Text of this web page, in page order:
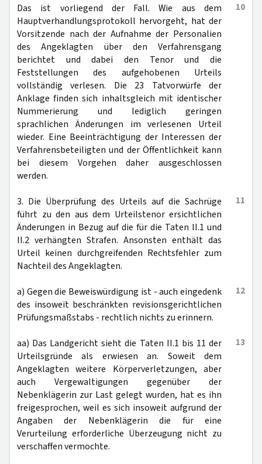
10
Das ist vorliegend der Fall. Wie aus dem
Hauptverhandlungsprotokoll hervorgeht, hat der
Vorsitzende nach der Aufnahme der Personalien
des Angeklagten über den Verfahrensgang
berichtet und dabei den Tenor und die
Feststellungen des aufgehobenen Urteils
vollständig verlesen. Die 23 Tatvorwürfe der
Anklage finden sich inhaltsgleich mit identischer
Nummerierung und lediglich geringen
sprachlichen Änderungen im verlesenen Urteil
wieder. Eine Beeinträchtigung der Interessen der
Verfahrensbeteiligten und der Öffentlichkeit kann
bei diesem Vorgehen daher ausgeschlossen
werden.
11
3. Die Überprüfung des Urteils auf die Sachrüge
führt zu den aus dem Urteilstenor ersichtlichen
Änderungen in Bezug auf die für die Taten II.1 und
II.2 verhängten Strafen. Ansonsten enthält das
Urteil keinen durchgreifenden Rechtsfehler zum
Nachteil des Angeklagten.
12
a) Gegen die Beweiswürdigung ist - auch eingedenk
des insoweit beschränkten revisionsgerichtlichen
Prüfungsmaßstabs - rechtlich nichts zu erinnern.
13
aa) Das Landgericht sieht die Taten II.1 bis 11 der
Urteilsgründe als erwiesen an. Soweit dem
Angeklagten weitere Körperverletzungen, aber
auch Vergewaltigungen gegenüber der
Nebenklägerin zur Last gelegt wurden, hat es ihn
freigesprochen, weil es sich insoweit aufgrund der
Angaben der Nebenklägerin die für eine
Verurteilung erforderliche Überzeugung nicht zu
verschaffen vermochte.